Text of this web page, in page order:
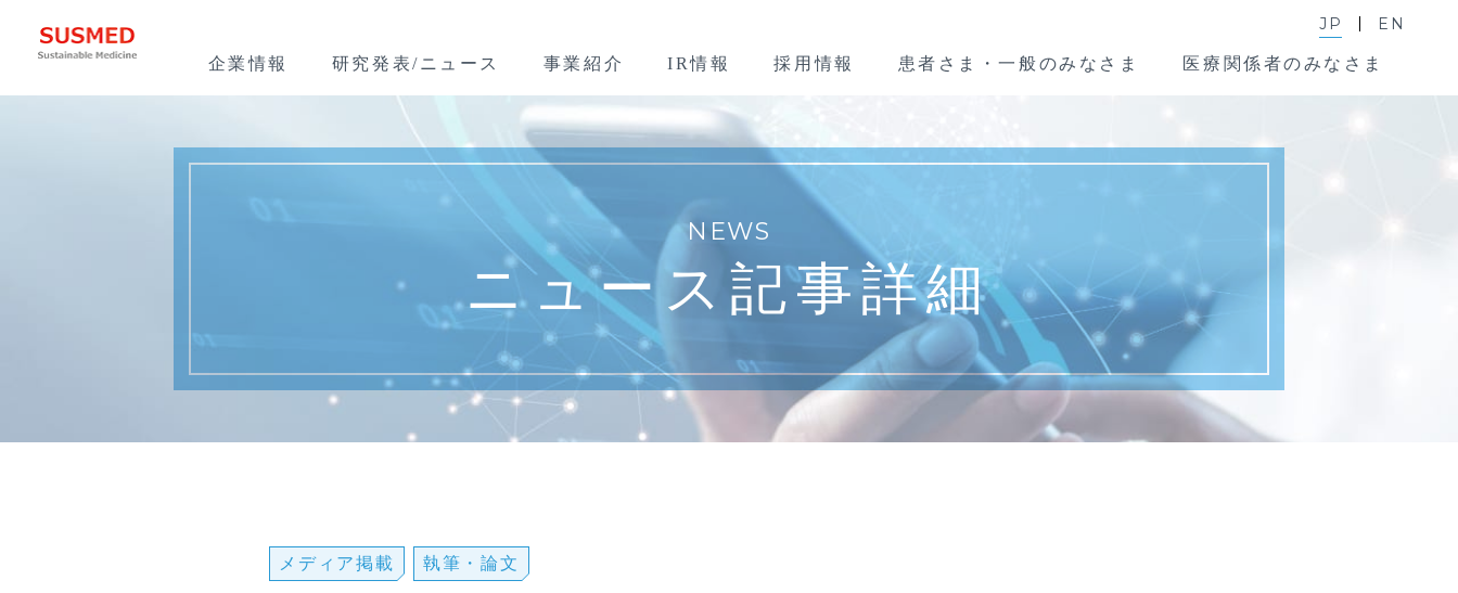
JP EN
企業情報 研究発表/ニュース 事業紹介 IR情報 採用情報 患者さま・一般のみなさま 医療関係者のみなさま
NEWS
ニュース記事詳細
メディア掲載 執筆・論⽂